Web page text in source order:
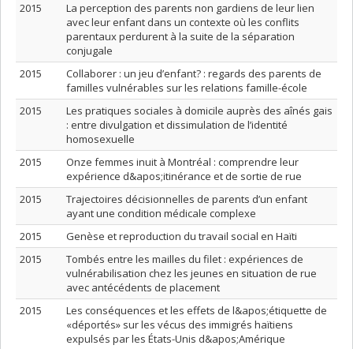
2015
La perception des parents non gardiens de leur lien
avec leur enfant dans un contexte où les conflits
parentaux perdurent à la suite de la séparation
conjugale
2015
Collaborer : un jeu d’enfant? : regards des parents de
familles vulnérables sur les relations famille-école
2015
Les pratiques sociales à domicile auprès des aînés gais
: entre divulgation et dissimulation de l’identité
homosexuelle
2015
Onze femmes inuit à Montréal : comprendre leur
expérience d&apos;itinérance et de sortie de rue
2015
Trajectoires décisionnelles de parents d’un enfant
ayant une condition médicale complexe
2015
Genèse et reproduction du travail social en Haïti
2015
Tombés entre les mailles du filet : expériences de
vulnérabilisation chez les jeunes en situation de rue
avec antécédents de placement
2015
Les conséquences et les effets de l&apos;étiquette de
«déportés» sur les vécus des immigrés haïtiens
expulsés par les États-Unis d&apos;Amérique